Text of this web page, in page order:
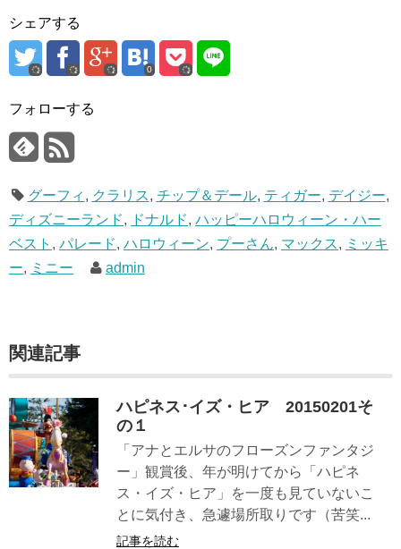
シェアする
0
フォローする
グーフィ , クラリス, チップ＆デール, ティガー, デイジー,
ディズニーランド, ドナルド, ハッピーハロウィーン・ハー
ベスト , パレード, ハロウィーン, プーさん, マックス, ミッキ
ー, ミニー admin
関連記事
ハピネス･イズ・ヒア 20150201そ
の１
「アナとエルサのフローズンファンタジ
ー」観賞後、年が明けてから「ハピネ
ス・イズ・ヒア」を一度も見ていないこ
とに気付き、急遽場所取りです（苦笑...
記事を読む